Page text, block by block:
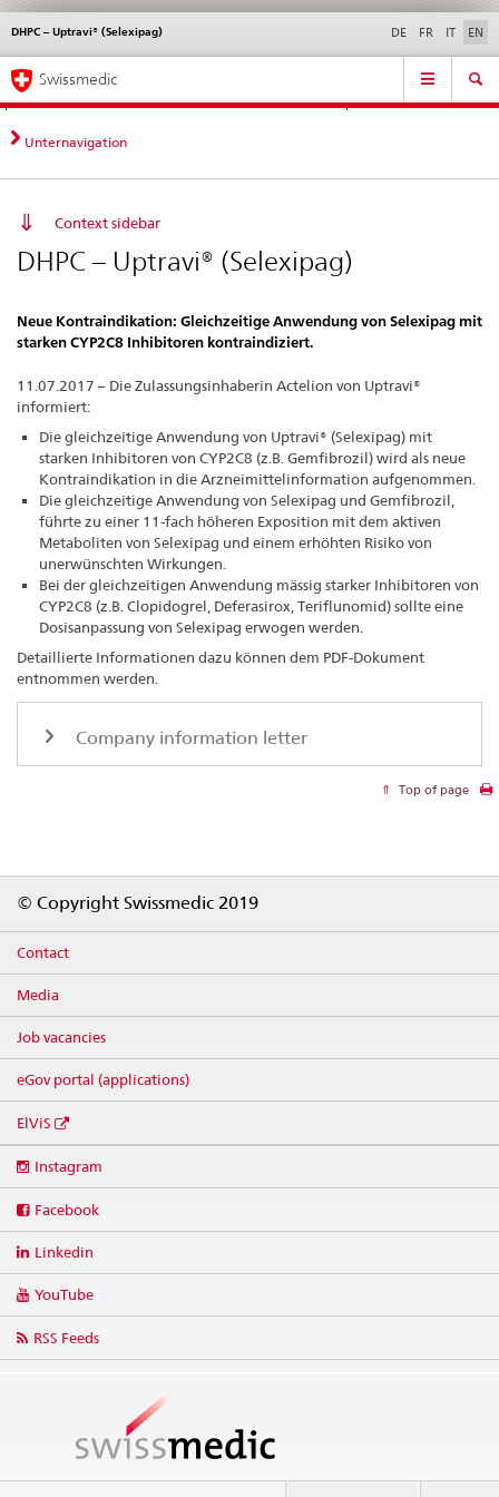
Direct
navigation:
news,
legal
contact
News &
standards
Contact | Support &
Help
DHPC – Uptravi® (Selexipag)
Languages DE FR IT EN
Service
Main
Navigation
Swissmedic
Unternavigation
Context sidebar
DHPC – Uptravi® (Selexipag)
Neue Kontraindikation: Gleichzeitige Anwendung von Selexipag mit
starken CYP2C8 Inhibitoren kontraindiziert.
11.07.2017 – Die Zulassungsinhaberin Actelion von Uptravi®
informiert:
Die gleichzeitige Anwendung von Uptravi® (Selexipag) mit
starken Inhibitoren von CYP2C8 (z.B. Gemfibrozil) wird als neue
Kontraindikation in die Arzneimittelinformation aufgenommen.
Die gleichzeitige Anwendung von Selexipag und Gemfibrozil,
führte zu einer 11-fach höheren Exposition mit dem aktiven
Metaboliten von Selexipag und einem erhöhten Risiko von
unerwünschten Wirkungen.
Bei der gleichzeitigen Anwendung mässig starker Inhibitoren von
CYP2C8 (z.B. Clopidogrel, Deferasirox, Teriflunomid) sollte eine
Dosisanpassung von Selexipag erwogen werden.
Detaillierte Informationen dazu können dem PDF-Dokument
entnommen werden.
Company information letter
Top of page
© Copyright Swissmedic 2019
Contact
Media
Job vacancies
eGov portal (applications)
ElViS
media
Instagram
Facebook
Linkedin
YouTube
RSS Feeds